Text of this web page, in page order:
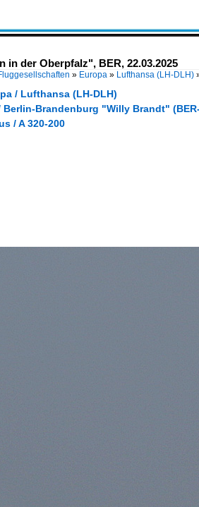
in der Oberpfalz", BER, 22.03.2025
» Europa » Lufthansa (LH-DLH)
/ Lufthansa (LH-DLH)
Brandenburg "Willy Brandt"
/ A 320-200